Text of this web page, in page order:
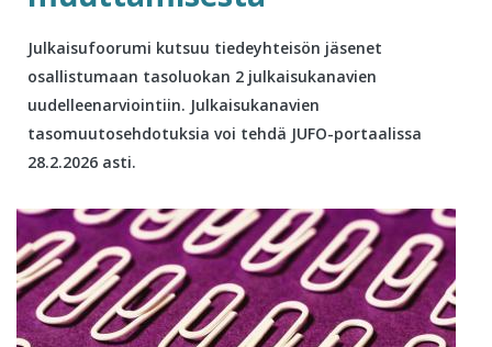
Julkaisufoorumi kutsuu tiedeyhteisön jäsenet
osallistumaan tasoluokan 2 julkaisukanavien
uudelleenarviointiin. Julkaisukanavien
tasomuutosehdotuksia voi tehdä JUFO-portaalissa
28.2.2026 asti.